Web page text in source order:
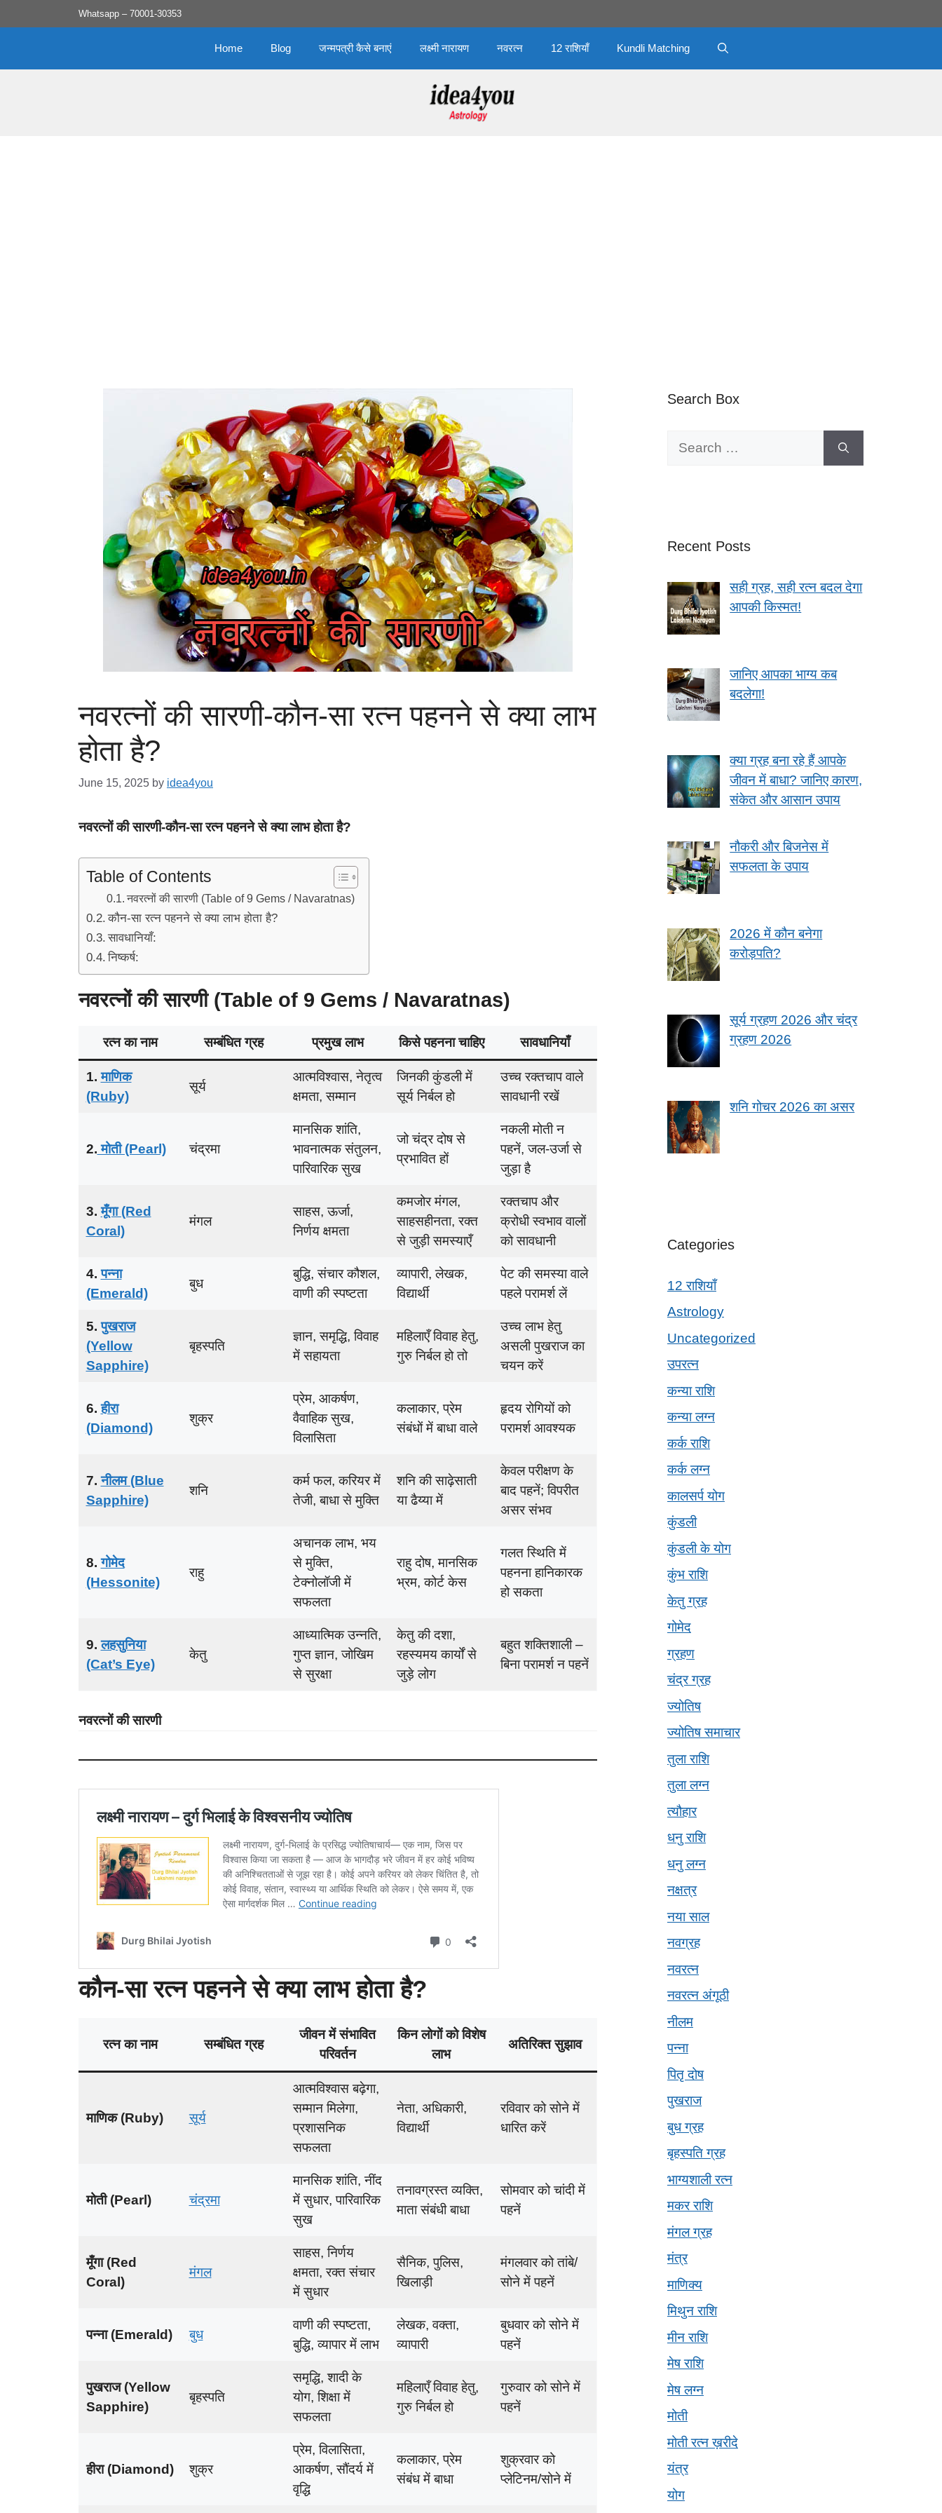
to
Whatsapp – 70001-30353
Home Blog जन्मपत्री कैसे बनाएं लक्ष्मी नारायण नवरत्न 12 राशियाँ Kundli Matching
नवरत्नों की सारणी-कौन-सा रत्न पहनने से क्या लाभ
होता है?
June 15, 2025 by idea4you
नवरत्नों की सारणी-कौन-सा रत्न पहनने से क्या लाभ होता है?
Table of Contents
नवरत्नों की सारणी (Table of 9 Gems / Navaratnas)
कौन-सा रत्न पहनने से क्या लाभ होता है?
सावधानियाँ:
निष्कर्ष:
नवरत्नों की सारणी (Table of 9 Gems / Navaratnas)
रत्न का नाम सम्बंधित ग्रह प्रमुख लाभ किसे पहनना चाहिए सावधानियाँ
1.माणिक
(Ruby)
सूर्य
आत्मविश्वास, नेतृत्व
क्षमता, सम्मान
जिनकी कुंडली में
सूर्य निर्बल हो
उच्च रक्तचाप वाले
सावधानी रखें
2. मोती (Pearl) चंद्रमा
मानसिक शांति,
भावनात्मक संतुलन,
पारिवारिक सुख
जो चंद्र दोष से
प्रभावित हों
नकली मोती न
पहनें, जल-उर्जा से
जुड़ा है
3.मूँगा (Red
Coral)
मंगल
साहस, ऊर्जा,
निर्णय क्षमता
कमजोर मंगल,
साहसहीनता, रक्त
से जुड़ी समस्याएँ
रक्तचाप और
क्रोधी स्वभाव वालों
को सावधानी
4.पन्ना
(Emerald)
बुध
बुद्धि, संचार कौशल,
वाणी की स्पष्टता
व्यापारी, लेखक,
विद्यार्थी
पेट की समस्या वाले
पहले परामर्श लें
5.पुखराज
(Yellow
Sapphire)
बृहस्पति
ज्ञान, समृद्धि, विवाह
में सहायता
महिलाएँ विवाह हेतु,
गुरु निर्बल हो तो
उच्च लाभ हेतु
असली पुखराज का
चयन करें
6.हीरा
(Diamond)
शुक्र
प्रेम, आकर्षण,
वैवाहिक सुख,
विलासिता
कलाकार, प्रेम
संबंधों में बाधा वाले
हृदय रोगियों को
परामर्श आवश्यक
7.नीलम (Blue
Sapphire)
शनि
कर्म फल, करियर में
तेजी, बाधा से मुक्ति
शनि की साढ़ेसाती
या ढैय्या में
केवल परीक्षण के
बाद पहनें; विपरीत
असर संभव
8.गोमेद
(Hessonite)
राहु
अचानक लाभ, भय
से मुक्ति,
टेक्नोलॉजी में
सफलता
राहु दोष, मानसिक
भ्रम, कोर्ट केस
गलत स्थिति में
पहनना हानिकारक
हो सकता
9.लहसुनिया
(Cat’s Eye)
केतु
आध्यात्मिक उन्नति,
गुप्त ज्ञान, जोखिम
से सुरक्षा
केतु की दशा,
रहस्यमय कार्यों से
जुड़े लोग
बहुत शक्तिशाली –
बिना परामर्श न पहनें
नवरत्नों की सारणी
कौन-सा रत्न पहनने से क्या लाभ होता है?
रत्न का नाम सम्बंधित ग्रह
जीवन में संभावित
परिवर्तन
किन लोगों को विशेष
लाभ
अतिरिक्त सुझाव
माणिक (Ruby) सूर्य
आत्मविश्वास बढ़ेगा,
सम्मान मिलेगा,
प्रशासनिक
सफलता
नेता, अधिकारी,
विद्यार्थी
रविवार को सोने में
धारित करें
मोती (Pearl) चंद्रमा
मानसिक शांति, नींद
में सुधार, पारिवारिक
सुख
तनावग्रस्त व्यक्ति,
माता संबंधी बाधा
सोमवार को चांदी में
पहनें
मूँगा (Red
Coral)
मंगल
साहस, निर्णय
क्षमता, रक्त संचार
में सुधार
सैनिक, पुलिस,
खिलाड़ी
मंगलवार को तांबे/
सोने में पहनें
पन्ना (Emerald) बुध
वाणी की स्पष्टता,
बुद्धि, व्यापार में लाभ
लेखक, वक्ता,
व्यापारी
बुधवार को सोने में
पहनें
पुखराज (Yellow
Sapphire)
बृहस्पति
समृद्धि, शादी के
योग, शिक्षा में
सफलता
महिलाएँ विवाह हेतु,
गुरु निर्बल हो
गुरुवार को सोने में
पहनें
हीरा (Diamond) शुक्र
प्रेम, विलासिता,
आकर्षण, सौंदर्य में
वृद्धि
कलाकार, प्रेम
संबंध में बाधा
शुक्रवार को
प्लेटिनम/सोने में
Search Box
Recent Posts
सही ग्रह, सही रत्न बदल देगा
आपकी किस्मत!
जानिए आपका भाग्य कब
बदलेगा!
क्या ग्रह बना रहे हैं आपके
जीवन में बाधा? जानिए कारण,
संकेत और आसान उपाय
नौकरी और बिजनेस में
सफलता के उपाय
2026 में कौन बनेगा
करोड़पति?
सूर्य ग्रहण 2026 और चंद्र
ग्रहण 2026
शनि गोचर 2026 का असर
Categories
12 राशियाँ
Astrology
Uncategorized
उपरत्न
कन्या राशि
कन्या लग्न
कर्क राशि
कर्क लग्न
कालसर्प योग
कुंडली
कुंडली के योग
कुंभ राशि
केतु ग्रह
गोमेद
ग्रहण
चंद्र ग्रह
ज्योतिष
ज्योतिष समाचार
तुला राशि
तुला लग्न
त्यौहार
धनु राशि
धनु लग्न
नक्षत्र
नया साल
नवग्रह
नवरत्न
नवरत्न अंगूठी
नीलम
पन्ना
पितृ दोष
पुखराज
बुध ग्रह
बृहस्पति ग्रह
भाग्यशाली रत्न
मकर राशि
मंगल ग्रह
मंत्र
माणिक्य
मिथुन राशि
मीन राशि
मेष राशि
मेष लग्न
मोती
मोती रत्न ख़रीदे
यंत्र
योग